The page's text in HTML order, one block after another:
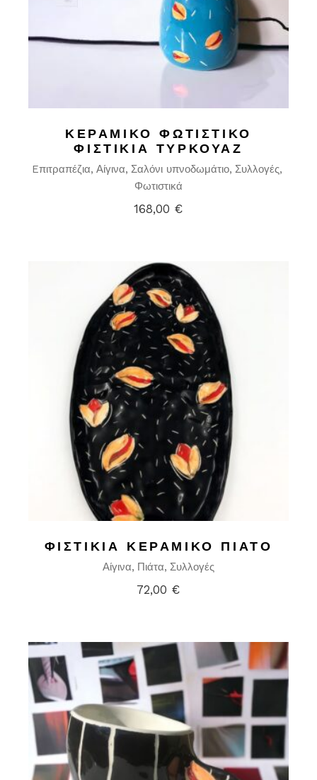
ΚΕΡΑΜΙΚΌ ΦΩΤΙΣΤΙΚΌ
ΦΙΣΤΊΚΙΑ ΤΥΡΚΟΥΆΖ
Eπιτραπέζια Αίγινα Σαλόνι υπνοδωμάτιο Συλλογές
Φωτιστικά
168,00 €
ΦΙΣΤΊΚΙΑ ΚΕΡΑΜΙΚΌ ΠΙΆΤΟ
Αίγινα Πιάτα Συλλογές
72,00 €